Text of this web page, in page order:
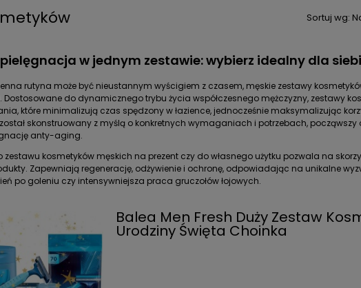
Sortuj wg:
w jednym zestawie: wybierz idealny dla
rutyna może być nieustannym wyścigiem z czasem, męskie zestawy
Dostosowane do dynamicznego trybu życia współczesnego mężczyzny, zestawy
które minimalizują czas spędzony w łazience, jednocześnie maksymalizując
skonstruowany z myślą o konkretnych wymaganiach i potrzebach,
anty-aging.
kosmetyków męskich na prezent czy do własnego użytku pozwala na
Zapewniają regenerację, odżywienie i ochronę, odpowiadając na unikalne
po goleniu czy intensywniejsza praca gruczołów łojowych.
Balea Men Fresh Duży Zestaw
Urodziny Święta Choinka